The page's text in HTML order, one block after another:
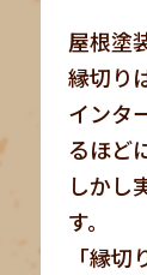
屋根塗
縁切り
インタ
るほど
しかし
す。
「縁